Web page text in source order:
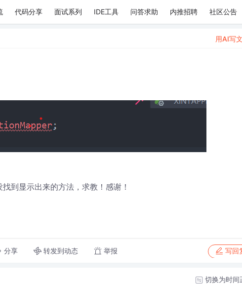
代码分享 面试系列 IDE工具 问答求助 内推招聘 社区公告
到显示出来的方法，求教！感谢！
分享 转发到动态 举报 写回
用AI写
切换为时间